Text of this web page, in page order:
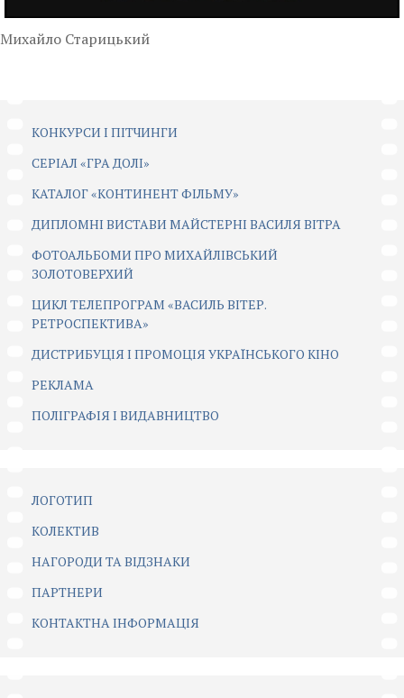
Михайло Старицький
КОНКУРСИ І ПІТЧИНГИ
CЕРІАЛ «ГРА ДОЛІ»
КАТАЛОГ «КОНТИНЕНТ ФІЛЬМУ»
ДИПЛОМНІ ВИСТАВИ МАЙСТЕРНІ ВАСИЛЯ ВІТРА
ФОТОАЛЬБОМИ ПРО МИХАЙЛІВСЬКИЙ
ЗОЛОТОВЕРХИЙ
ЦИКЛ ТЕЛЕПРОГРАМ «ВАСИЛЬ ВІТЕР.
РЕТРОСПЕКТИВА»
ДИСТРИБУЦІЯ І ПРОМОЦІЯ УКРАЇНСЬКОГО КІНО
РЕКЛАМА
ПОЛІГРАФІЯ І ВИДАВНИЦТВО
ЛОГОТИП
КОЛЕКТИВ
НАГОРОДИ ТА ВІДЗНАКИ
ПАРТНЕРИ
КОНТАКТНА ІНФОРМАЦІЯ